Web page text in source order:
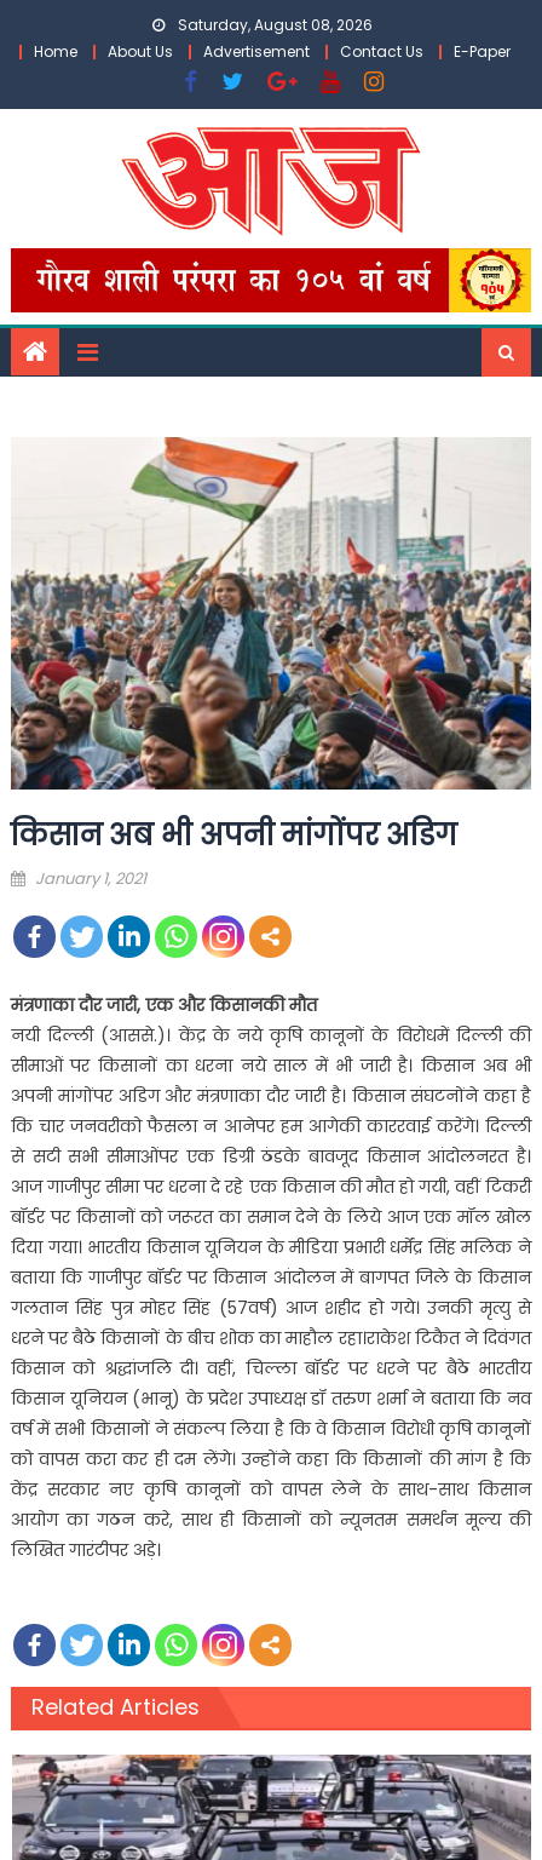
Saturday, August 08, 2026
Home
About Us Advertisement Contact Us E-Paper
किसान अब भी अपनी मांगोंपर अडिग
Posted
January 1, 2021
मंत्रणाका दौर जारी, एक और किसानकी मौत
नयी दिल्ली (आससे.)। केंद्र के नये कृषि कानूनों के विरोधमें दिल्ली की
सीमाओं पर किसानों का धरना नये साल में भी जारी है। किसान अब भी
अपनी मांगोंपर अडिग और मंत्रणाका दौर जारी है। किसान संघटनोंने कहा है
कि चार जनवरीको फैसला न आनेपर हम आगेकी काररवाई करेंगे। दिल्ली
से सटी सभी सीमाओंपर एक डिग्री ठंडके बावजूद किसान आंदोलनरत है।
आज गाजीपुर सीमा पर धरना दे रहे एक किसान की मौत हो गयी, वहीं टिकरी
बॉर्डर पर किसानों को जरूरत का समान देने के लिये आज एक मॉल खोल
दिया गया। भारतीय किसान यूनियन के मीडिया प्रभारी धर्मेंद्र सिंह मलिक ने
बताया कि गाजीपुर बॉर्डर पर किसान आंदोलन में बागपत जिले के किसान
गलतान सिंह पुत्र मोहर सिंह (57वर्ष) आज शहीद हो गये। उनकी मृत्यु से
धरने पर बैठे किसानों के बीच शोक का माहौल रहा।राकेश टिकैत ने दिवंगत
किसान को श्रद्धांजलि दी। वहीं, चिल्ला बॉर्डर पर धरने पर बैठे भारतीय
किसान यूनियन (भानू) के प्रदेश उपाध्यक्ष डॉ तरुण शर्मा ने बताया कि नव
वर्ष में सभी किसानों ने संकल्प लिया है कि वे किसान विरोधी कृषि कानूनों
को वापस करा कर ही दम लेंगे। उन्होंने कहा कि किसानों की मांग है कि
केंद्र सरकार नए कृषि कानूनों को वापस लेने के साथ-साथ किसान
आयोग का गठन करे, साथ ही किसानों को न्यूनतम समर्थन मूल्य की
लिखित गारंटीपर अड़े।
Related Articles